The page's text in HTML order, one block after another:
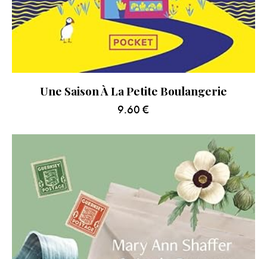
Une Saison À La Petite Boulangerie
9.60 €